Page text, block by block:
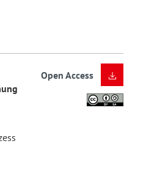
Open Access